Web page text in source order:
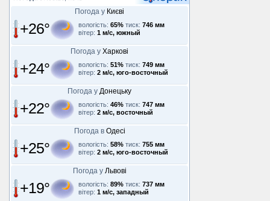
Погода у Києві
+26° вологість: 65% тиск: 746 мм
вітер: 1 м/с, южный
Погода у Харкові
+24° вологість: 51% тиск: 749 мм
вітер: 2 м/с, юго-восточный
Погода у Донецьку
+22° вологість: 46% тиск: 747 мм
вітер: 2 м/с, восточный
Погода в Одесі
+25° вологість: 58% тиск: 755 мм
вітер: 2 м/с, юго-восточный
Погода у Львові
+19° вологість: 89% тиск: 737 мм
вітер: 1 м/с, западный